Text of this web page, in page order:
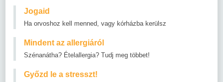
Jogaid
Ha orvoshoz kell menned, vagy kórházba kerülsz
Mindent az allergiáról
Szénanátha? Ételallergia? Tudj meg többet!
Győzd le a stresszt!